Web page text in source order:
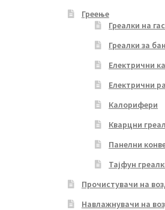
Греење
Греалки на
Греалки за
Електрични
Електрични
Калорифери
Кварцни
Панелни
Тајфун
Прочистувачи на
Навлажнувачи на